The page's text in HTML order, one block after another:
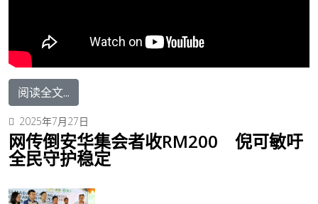
阅读全文...
2025年7月27日
网传倒安华集会者收RM200 倪可敏吁
全民守护稳定